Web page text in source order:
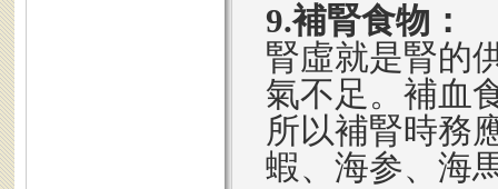
9.補腎食物：
腎虛就是腎的
氣不足。補血
所以補腎時務
蝦、海参、海